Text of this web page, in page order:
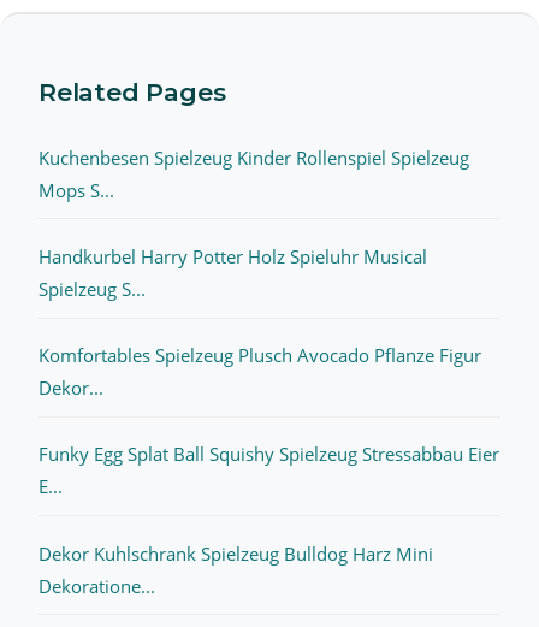
Related Pages
Kuchenbesen Spielzeug Kinder Rollenspiel Spielzeug
Mops S...
Handkurbel Harry Potter Holz Spieluhr Musical
Spielzeug S...
Komfortables Spielzeug Plusch Avocado Pflanze Figur
Dekor...
Funky Egg Splat Ball Squishy Spielzeug Stressabbau Eier
E...
Dekor Kuhlschrank Spielzeug Bulldog Harz Mini
Dekoratione...